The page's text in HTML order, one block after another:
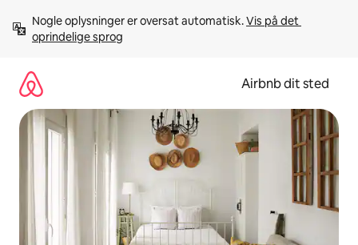
videre
Nogle oplysninger er oversat automatisk. Vis på det
oprindelige sprog
Airbnb dit sted